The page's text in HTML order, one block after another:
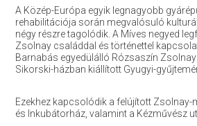
A Közép-Európa egyik legnagyobb
rehabilitációja során megvalósuló
négy részre tagolódik. A Míves negyed
Zsolnay családdal és történettel
Barnabás egyedülálló Rózsaszín
Sikorski-házban kiállított Gyugyi-
Ezekhez kapcsolódik a felújított Zsolnay-
és Inkubátorház, valamint a Kézművész